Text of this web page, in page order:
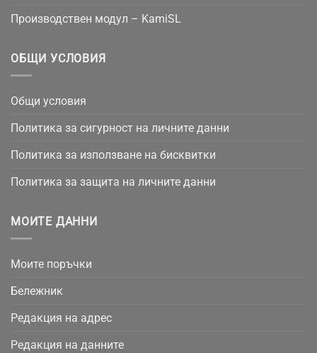
Производствен модул – KamiSL
ОБЩИ УСЛОВИЯ
Общи условия
Политика за сигурност на личните данни
Политика за използване на бисквитки
Политика за защита на личните данни
МОИТЕ ДАННИ
Моите поръчки
Бележник
Редакция на адрес
Редакция на данните